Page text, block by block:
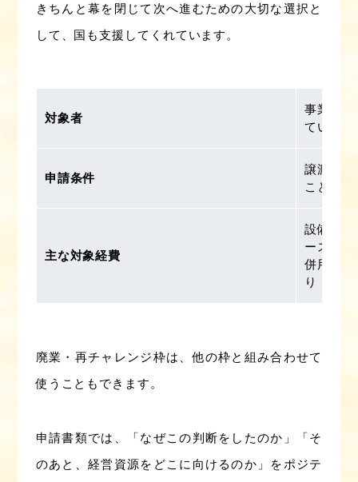
きちんと幕を閉じて次へ進むための大切な選択と
して、国も支援してくれています。
対象者
事業を
ている
申請条件
譲渡で
こと
主な対象経費
設備な
ース解
併用時
り
廃業・再チャレンジ枠は、他の枠と組み合わせて
使うこともできます。
申請書類では、「なぜこの判断をしたのか」「そ
のあと、経営資源をどこに向けるのか」をポジテ